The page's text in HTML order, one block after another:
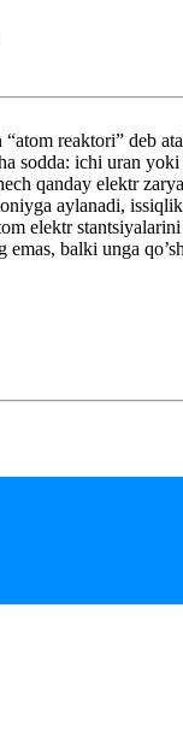
reaktori” deb
sodda: ichi uran
qanday elektr
aylanadi,
elektr
balki unga